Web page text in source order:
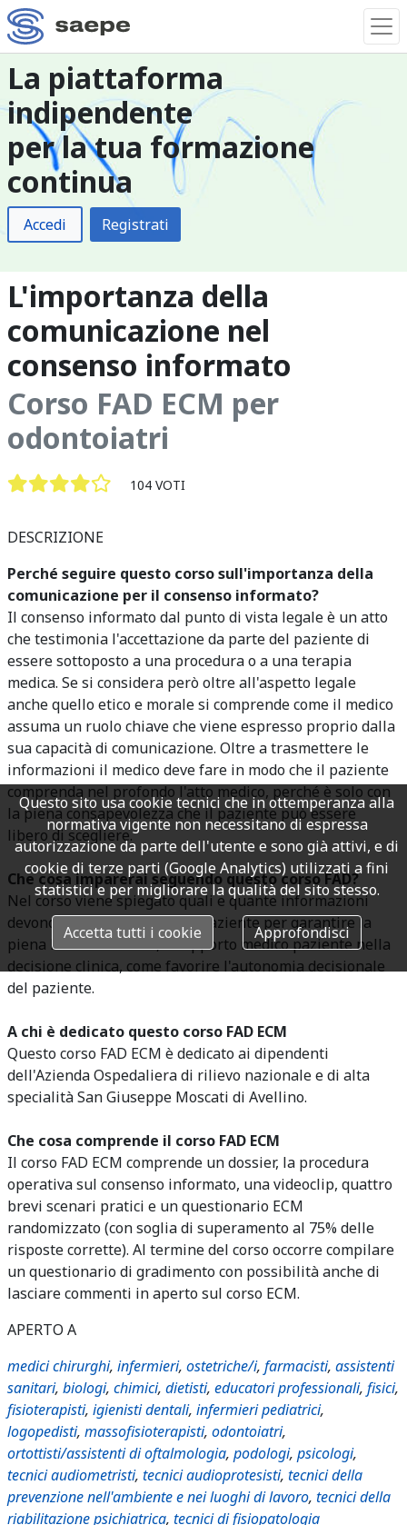
La piattaforma
indipendente
per la tua formazione
continua
Accedi Registrati
L'importanza della
comunicazione nel
consenso informato
Corso FAD ECM per
odontoiatri
104 VOTI
DESCRIZIONE
Perché seguire questo corso sull'importanza della
comunicazione per il consenso informato?
Il consenso informato dal punto di vista legale è un atto
che testimonia l'accettazione da parte del paziente di
essere sottoposto a una procedura o a una terapia
medica. Se si considera però oltre all'aspetto legale
anche quello etico e morale si comprende come il medico
assuma un ruolo chiave che viene espresso proprio dalla
sua capacità di comunicazione. Oltre a trasmettere le
informazioni il medico deve fare in modo che il paziente
comprenda nel profondo l'atto medico, perché è solo con
la piena consapevolezza che il paziente può essere
libero di scegliere.
Che cosa imparerai seguendo questo corso FAD?
Nel corso viene spiegato quali e quante informazioni
devono essere trasmesse al paziente per garantire la
piena libertà di scelta, il rapporto medico paziente nella
decisione clinica, come favorire l'autonomia decisionale
del paziente.
A chi è dedicato questo corso FAD ECM
Questo corso FAD ECM è dedicato ai dipendenti
dell'Azienda Ospedaliera di rilievo nazionale e di alta
specialità San Giuseppe Moscati di Avellino.
Che cosa comprende il corso FAD ECM
Il corso FAD ECM comprende un dossier, la procedura
operativa sul consenso informato, una videoclip, quattro
brevi scenari pratici e un questionario ECM
randomizzato (con soglia di superamento al 75% delle
risposte corrette). Al termine del corso occorre compilare
un questionario di gradimento con possibilità anche di
lasciare commenti in aperto sul corso ECM.
APERTO A
medici chirurghi, infermieri, ostetriche/i, farmacisti, assistenti
sanitari, biologi, chimici, dietisti, educatori professionali, fisici,
fisioterapisti, igienisti dentali, infermieri pediatrici,
logopedisti, massofisioterapisti, odontoiatri,
ortottisti/assistenti di oftalmologia, podologi, psicologi,
tecnici audiometristi, tecnici audioprotesisti, tecnici della
prevenzione nell'ambiente e nei luoghi di lavoro, tecnici della
riabilitazione psichiatrica, tecnici di fisiopatologia
Questo sito usa cookie tecnici che in ottemperanza alla
normativa vigente non necessitano di espressa
autorizzazione da parte dell'utente e sono già attivi, e di
cookie di terze parti (Google Analytics) utilizzati a fini
statistici e per migliorare la qualità del sito stesso.
Accetta tutti i cookie Approfondisci